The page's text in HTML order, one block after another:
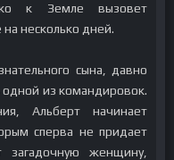
к Земле вызовет
несколько дней.
сына, давно
из командировок.
Альберт начинает
сперва не придает
загадочную женщину,